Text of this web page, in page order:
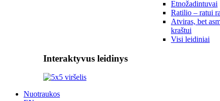
Etnožadintuvai
Ratilio – ratui
Atviras, bet
kraštui
Visi leidiniai
Interaktyvus leidinys
Nuotraukos